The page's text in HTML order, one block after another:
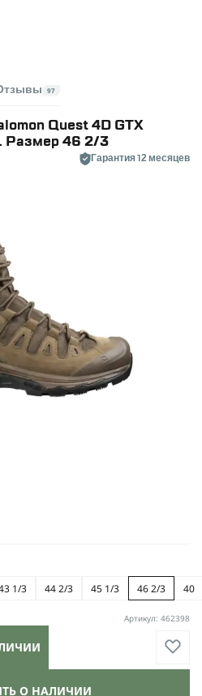
97
Quest 4D GTX
Размер 46 2/3
Гарантия 12 месяцев
1/3 44 2/3 45 1/3 46 2/3 40
О НАЛИЧИИ
Артикул: 462398